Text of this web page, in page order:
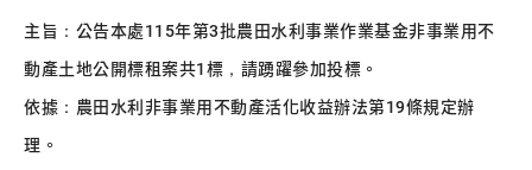
主旨：公告本處115年第3批農田水利事業作業基金非事業用不
動產土地公開標租案共1標，請踴躍參加投標。
依據：農田水利非事業用不動產活化收益辦法第19條規定辦
理。